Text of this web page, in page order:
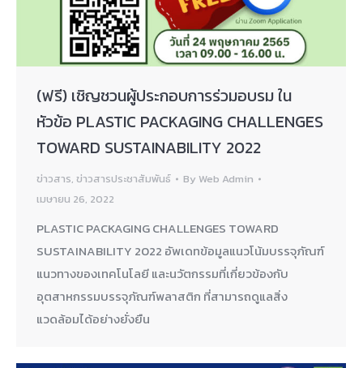
(ฟรี) เชิญชวนผู้ประกอบการร่วมอบรม ใน
หัวข้อ PLASTIC PACKAGING CHALLENGES
TOWARD SUSTAINABILITY 2022
ข่าวสาร, ข่าวสารประชาสัมพันธ์ By Web Admin
เมษายน 26, 2022
PLASTIC PACKAGING CHALLENGES TOWARD
SUSTAINABILITY 2022 อัพเดทข้อมูลแนวโน้มบรรจุภัณฑ์
แนวทางของเทคโนโลยี และนวัตกรรมที่เกี่ยวข้องกับ
อุตสาหกรรมบรรจุภัณฑ์พลาสติก ที่สามารถดูแลสิ่ง
แวดล้อมได้อย่างยั่งยืน